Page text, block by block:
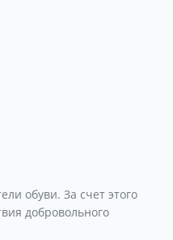
обуви. За счет этого
добровольного